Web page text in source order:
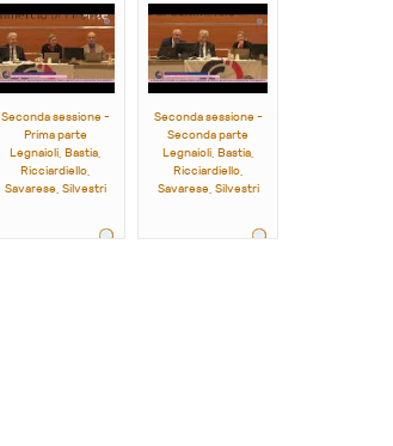
Seconda sessione -
Prima parte
Legnaioli, Bastia,
Ricciardiello,
Savarese, Silvestri
Seconda sessione -
Seconda parte
Legnaioli, Bastia,
Ricciardiello,
Savarese, Silvestri